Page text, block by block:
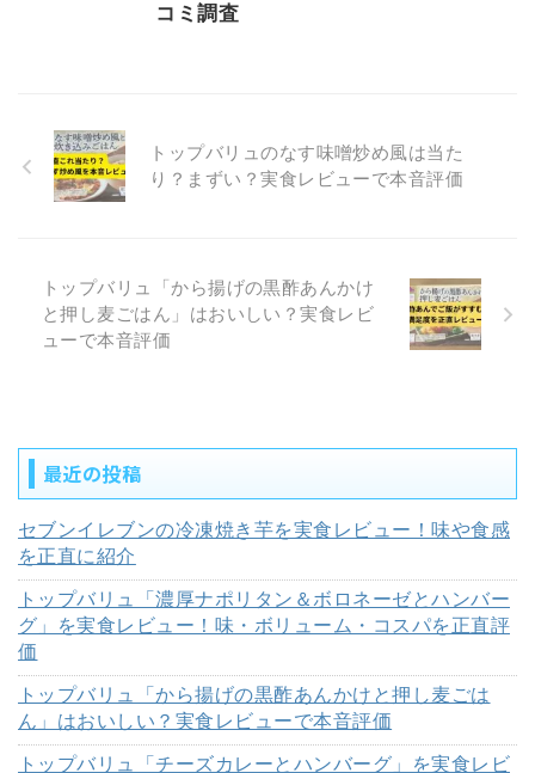
コミ調査
トップバリュのなす味噌炒め風は当た
り？まずい？実食レビューで本音評価
トップバリュ「から揚げの黒酢あんかけ
と押し麦ごはん」はおいしい？実食レビ
ューで本音評価
最近の投稿
セブンイレブンの冷凍焼き芋を実食レビュー！味や食感
を正直に紹介
トップバリュ「濃厚ナポリタン＆ボロネーゼとハンバー
グ」を実食レビュー！味・ボリューム・コスパを正直評
価
トップバリュ「から揚げの黒酢あんかけと押し麦ごは
ん」はおいしい？実食レビューで本音評価
トップバリュ「チーズカレーとハンバーグ」を実食レビ